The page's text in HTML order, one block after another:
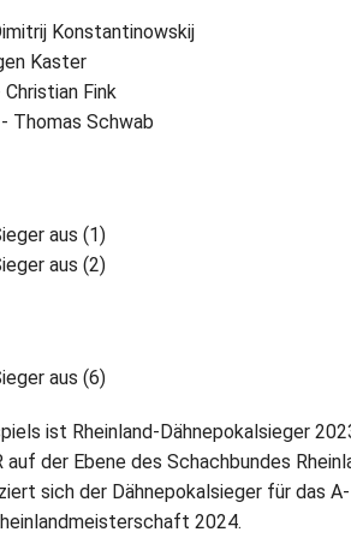
Konstantinowskij
Kaster
Fink
Thomas Schwab
aus (1)
aus (2)
aus (6)
ist Rheinland-Dähnepokalsieger
der Ebene des Schachbundes
sich der Dähnepokalsieger für das A-
2024.